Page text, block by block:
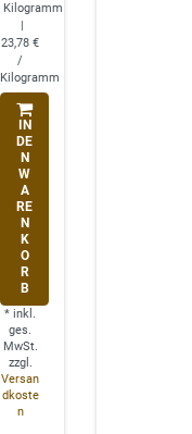
Kilogramm
23,78 €
/
Kilogramm
IN
DE
N
W
A
RE
N
K
O
R
B
* inkl.
ges.
MwSt.
zzgl.
Versan
dkoste
n